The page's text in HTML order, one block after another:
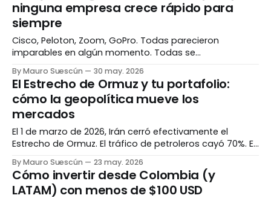
ninguna empresa crece rápido para
siempre
Cisco, Peloton, Zoom, GoPro. Todas parecieron
imparables en algún momento. Todas se
desaceleraron mucho más de lo que cualquier inversor
imaginó posible. No fue mala suerte — fue
matemática. El espejismo del crecimiento eterno Hay
un patrón que se repite una y otra vez en los mercados.
Una empresa crece de
By Mauro Suescún 30 may. 2026
El Estrecho de Ormuz y tu portafolio:
cómo la geopolítica mueve los
mercados
El 1 de marzo de 2026, Irán cerró efectivamente el
Estrecho de Ormuz. El tráfico de petroleros cayó 70%. El
precio del Brent subió 10% en un día. Si tenías petróleo,
energía o shipping en tu portafolio, lo sentiste. Si no,
también — pero sin saberlo. El mundo tiene cuellos de
By Mauro Suescún 23 may. 2026
Cómo invertir desde Colombia (y
LATAM) con menos de $100 USD